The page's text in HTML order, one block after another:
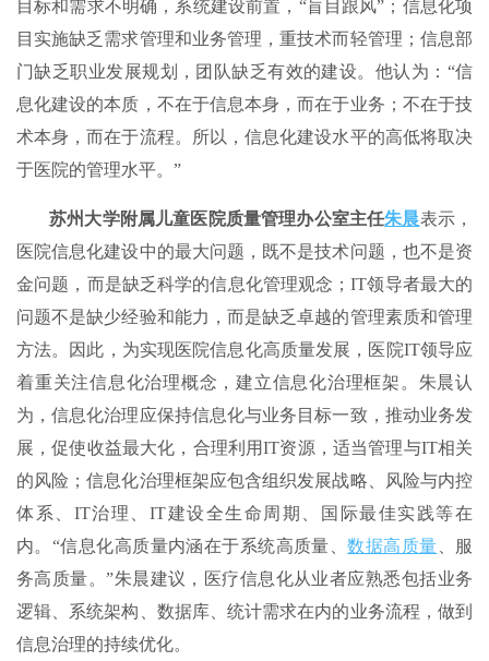
目标和需求不明确，系统建设前置，“盲目跟风”；信息化项
目实施缺乏需求管理和业务管理，重技术而轻管理；信息部
门缺乏职业发展规划，团队缺乏有效的建设。他认为：“信
息化建设的本质，不在于信息本身，而在于业务；不在于技
术本身，而在于流程。所以，信息化建设水平的高低将取决
于医院的管理水平。”
苏州大学附属儿童医院质量管理办公室主任朱晨表示，
医院信息化建设中的最大问题，既不是技术问题，也不是资
金问题，而是缺乏科学的信息化管理观念；IT领导者最大的
问题不是缺少经验和能力，而是缺乏卓越的管理素质和管理
方法。因此，为实现医院信息化高质量发展，医院IT领导应
着重关注信息化治理概念，建立信息化治理框架。朱晨认
为，信息化治理应保持信息化与业务目标一致，推动业务发
展，促使收益最大化，合理利用IT资源，适当管理与IT相关
的风险；信息化治理框架应包含组织发展战略、风险与内控
体系、IT治理、IT建设全生命周期、国际最佳实践等在
内。“信息化高质量内涵在于系统高质量、数据高质量、服
务高质量。”朱晨建议，医疗信息化从业者应熟悉包括业务
逻辑、系统架构、数据库、统计需求在内的业务流程，做到
信息治理的持续优化。